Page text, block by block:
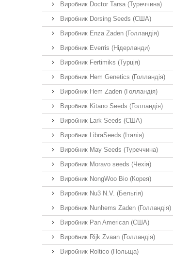
Виробник Doctor Tarsa (Туреччина)
Виробник Dorsing Seeds (США)
Виробник Enza Zaden (Голландія)
Виробник Everris (Нідерланди)
Виробник Fertimiks (Турція)
Виробник Hem Genetics (Голландія)
Виробник Hem Zaden (Голландія)
Виробник Kitano Seeds (Голландія)
Виробник Lark Seeds (США)
Виробник LibraSeeds (Італія)
Виробник May Seeds (Туреччина)
Виробник Moravo seeds (Чехія)
Виробник NongWoo Bio (Корея)
Виробник Nu3 N.V. (Бельгія)
Виробник Nunhems Zaden (Голландія)
Виробник Pan American (США)
Виробник Rijk Zvaan (Голландія)
Виробник Roltico (Польща)